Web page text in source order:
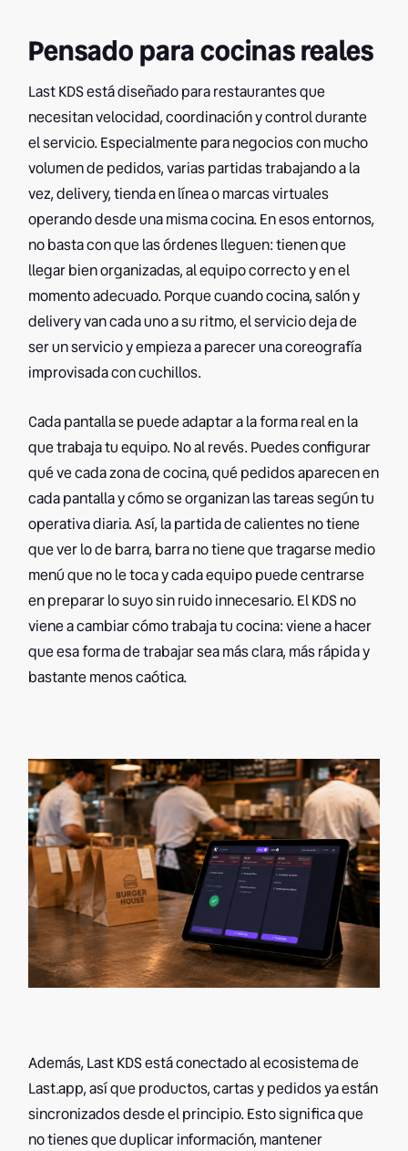
Pensado para cocinas reales
Last KDS está diseñado para restaurantes que
necesitan velocidad, coordinación y control durante
el servicio. Especialmente para negocios con mucho
volumen de pedidos, varias partidas trabajando a la
vez, delivery, tienda en línea o marcas virtuales
operando desde una misma cocina. En esos entornos,
no basta con que las órdenes lleguen: tienen que
llegar bien organizadas, al equipo correcto y en el
momento adecuado. Porque cuando cocina, salón y
delivery van cada uno a su ritmo, el servicio deja de
ser un servicio y empieza a parecer una coreografía
improvisada con cuchillos.
Cada pantalla se puede adaptar a la forma real en la
que trabaja tu equipo. No al revés. Puedes configurar
qué ve cada zona de cocina, qué pedidos aparecen en
cada pantalla y cómo se organizan las tareas según tu
operativa diaria. Así, la partida de calientes no tiene
que ver lo de barra, barra no tiene que tragarse medio
menú que no le toca y cada equipo puede centrarse
en preparar lo suyo sin ruido innecesario. El KDS no
viene a cambiar cómo trabaja tu cocina: viene a hacer
que esa forma de trabajar sea más clara, más rápida y
bastante menos caótica.
Además, Last KDS está conectado al ecosistema de
Last.app, así que productos, cartas y pedidos ya están
sincronizados desde el principio. Esto significa que
no tienes que duplicar información, mantener